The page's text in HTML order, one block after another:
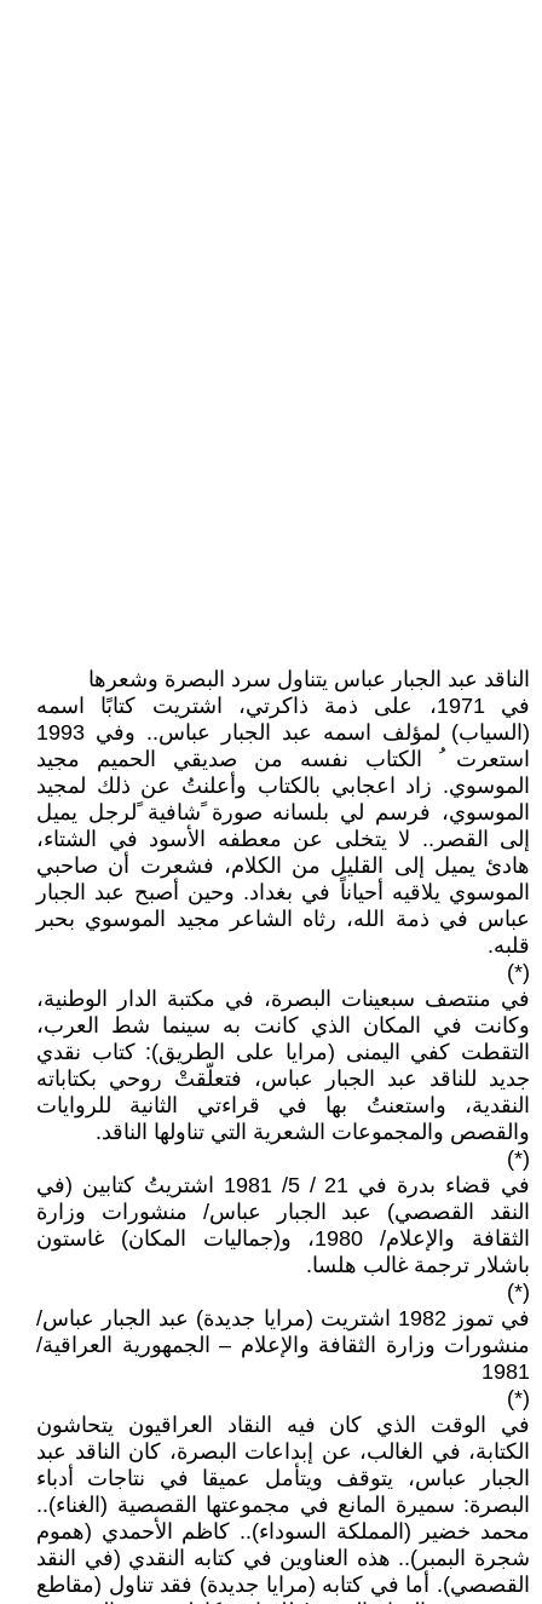
الناقد عبد الجبار عباس يتناول سرد البصرة وشعرها
في 1971، على ذمة ذاكرتي، اشتريت كتابًا اسمه
(السياب) لمؤلف اسمه عبد الجبار عباس.. وفي 1993
استعرت ُ الكتاب نفسه من صديقي الحميم مجيد
الموسوي. زاد اعجابي بالكتاب وأعلنتُ عن ذلك لمجيد
الموسوي، فرسم لي بلسانه صورة ًشافية ًلرجل يميل
إلى القصر.. لا يتخلى عن معطفه الأسود في الشتاء،
هادئ يميل إلى القليل من الكلام، فشعرت أن صاحبي
الموسوي يلاقيه أحياناً في بغداد. وحين أصبح عبد الجبار
عباس في ذمة الله، رثاه الشاعر مجيد الموسوي بحبر
قلبه.
(*)
في منتصف سبعينات البصرة، في مكتبة الدار الوطنية،
وكانت في المكان الذي كانت به سينما شط العرب،
التقطت كفي اليمنى (مرايا على الطريق): كتاب نقدي
جديد للناقد عبد الجبار عباس، فتعلّقتْ روحي بكتاباته
النقدية، واستعنتُ بها في قراءتي الثانية للروايات
والقصص والمجموعات الشعرية التي تناولها الناقد.
(*)
في قضاء بدرة في 21 / 5/ 1981 اشتريتُ كتابين (في
النقد القصصي) عبد الجبار عباس/ منشورات وزارة
الثقافة والإعلام/ 1980، و(جماليات المكان) غاستون
باشلار ترجمة غالب هلسا.
(*)
في تموز 1982 اشتريت (مرايا جديدة) عبد الجبار عباس/
منشورات وزارة الثقافة والإعلام – الجمهورية العراقية/
1981
(*)
في الوقت الذي كان فيه النقاد العراقيون يتحاشون
الكتابة، في الغالب، عن إبداعات البصرة، كان الناقد عبد
الجبار عباس، يتوقف ويتأمل عميقا في نتاجات أدباء
البصرة: سميرة المانع في مجموعتها القصصية (الغناء)..
محمد خضير (المملكة السوداء).. كاظم الأحمدي (هموم
شجرة البمبر).. هذه العناوين في كتابه النقدي (في النقد
القصصي). أما في كتابه (مرايا جديدة) فقد تناول (مقاطع